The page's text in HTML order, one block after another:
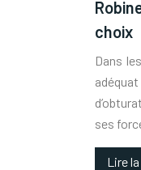
choix
Dans
ses
Lire